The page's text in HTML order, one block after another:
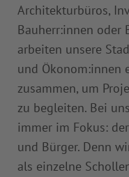
Architekturbüros,
Bauherr:innen oder
arbeiten unsere
und Ökonom:innen
zusammen, um
zu begleiten. Bei
immer im Fokus:
und Bürger. Denn
als einzelne